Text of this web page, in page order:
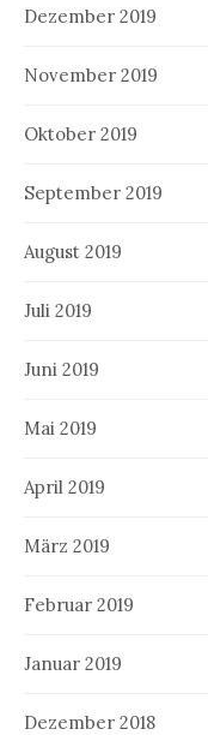
Dezember 2019
November 2019
Oktober 2019
September 2019
August 2019
Juli 2019
Juni 2019
Mai 2019
April 2019
März 2019
Februar 2019
Januar 2019
Dezember 2018